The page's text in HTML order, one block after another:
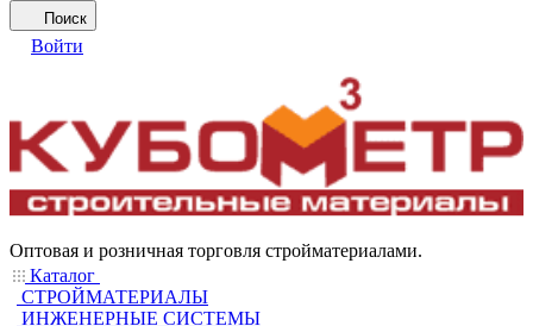
Поиск
Войти
Оптовая и розничная торговля стройматериалами.
Каталог
СТРОЙМАТЕРИАЛЫ
ИНЖЕНЕРНЫЕ СИСТЕМЫ